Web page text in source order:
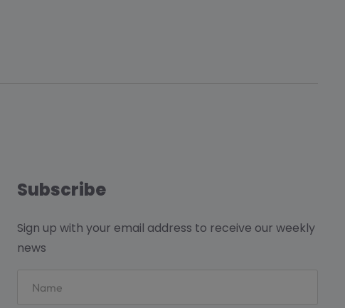
Subscribe
Sign up with your email address to receive our weekly
news